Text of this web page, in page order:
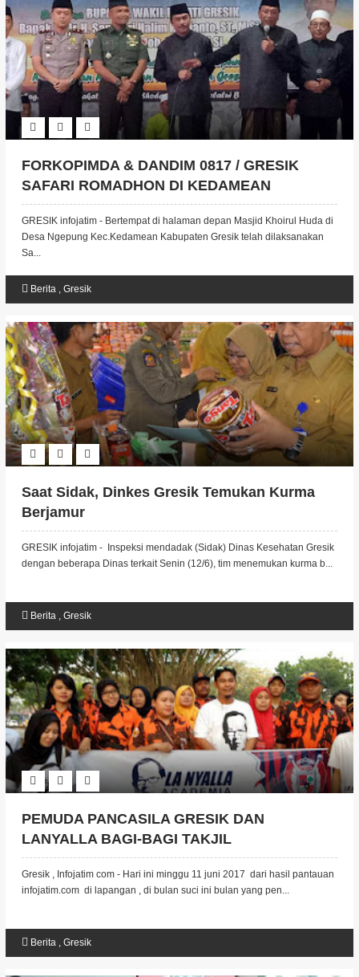
FORKOPIMDA & DANDIM 0817 / GRESIK
SAFARI ROMADHON DI KEDAMEAN
GRESIK infojatim - Bertempat di halaman depan Masjid Khoirul Huda di
Desa Ngepung Kec.Kedamean Kabupaten Gresik telah dilaksanakan
Sa...
Berita, Gresik
Saat Sidak, Dinkes Gresik Temukan Kurma
Berjamur
GRESIK infojatim - Inspeksi mendadak (Sidak) Dinas Kesehatan Gresik
dengan beberapa Dinas terkait Senin (12/6), tim menemukan kurma b...
Berita, Gresik
PEMUDA PANCASILA GRESIK DAN
LANYALLA BAGI-BAGI TAKJIL
Gresik , Infojatim com - Hari ini minggu 11 juni 2017 dari hasil pantauan
infojatim.com di lapangan , di bulan suci ini bulan yang pen...
Berita, Gresik